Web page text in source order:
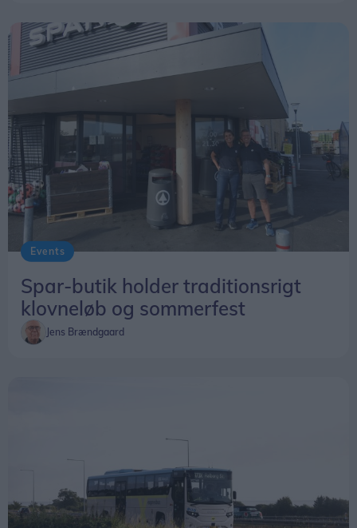
Events
Spar-butik holder traditionsrigt
klovneløb og sommerfest
Jens Brændgaard